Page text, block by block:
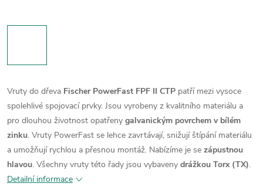
Vruty do dřeva Fischer PowerFast FPF II CTP patří mezi vysoce
spolehlivé spojovací prvky. Jsou vyrobeny z kvalitního materiálu a
pro dlouhou životnost opatřeny galvanickým povrchem v bílém
zinku. Vruty PowerFast se lehce zavrtávají, snižují štípání materiálu
a umožňují rychlou a přesnou montáž. Nabízíme je se zápustnou
hlavou. Všechny vruty této řady jsou vybaveny drážkou Torx (TX).
Detailní informace